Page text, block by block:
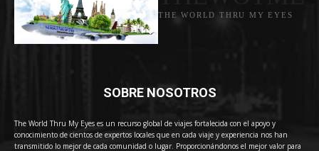
THE WORLD THRU MY EYES
SOBRE NOSOTROS
The World Thru My Eyes es un recurso global de viajes fortalecida con el apoyo y
conocimiento de cientos de expertos locales que en cada viaje y experiencia nos han
transmitido lo mejor de cada comunidad o lugar. Proporcionándonos el mejor valor para